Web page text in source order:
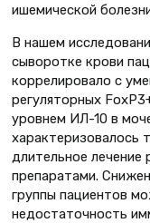
ишемической
В нашем
сыворотке крови
коррелировало с
регуляторных
уровнем ИЛ-10 в
характеризовалось
длительное
препаратами.
группы пациентов
недостаточность